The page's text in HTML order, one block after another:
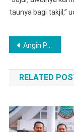
taunya bagi takjil,”
Post
Angin Puting Beliung Terjang Rumah Warga Di Puncak Kemuning ,Sat Binmas Polres Lubuk Linggau Gerak Cepat Kepedulian Terhadap Sesama
RELATED